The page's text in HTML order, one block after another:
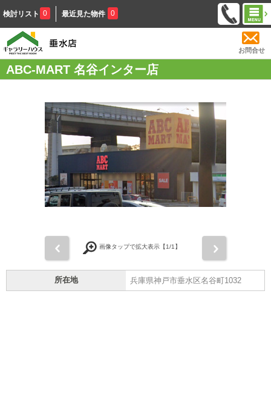
検討リスト 0 最近見た物件 0
お問合せ
ABC-MART 名谷インター店
画像タップで拡大表示【1/1】
所在地 兵庫県神戸市垂水区名谷町1032